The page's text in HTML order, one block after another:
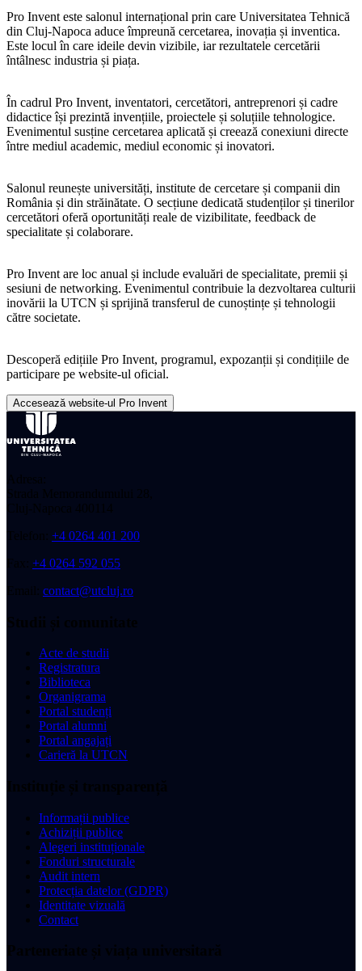
Pro Invent este salonul internațional prin care Universitatea Tehnică
din Cluj-Napoca aduce împreună cercetarea, inovația și inventica.
Este locul în care ideile devin vizibile, iar rezultatele cercetării
întâlnesc industria și piața.
În cadrul Pro Invent, inventatori, cercetători, antreprenori și cadre
didactice își prezintă invențiile, proiectele și soluțiile tehnologice.
Evenimentul susține cercetarea aplicată și creează conexiuni directe
între mediul academic, mediul economic și inovatori.
Salonul reunește universități, institute de cercetare și companii din
România și din străinătate. O secțiune dedicată studenților și tinerilor
cercetători oferă oportunități reale de vizibilitate, feedback de
specialitate și colaborare.
Pro Invent are loc anual și include evaluări de specialitate, premii și
sesiuni de networking. Evenimentul contribuie la dezvoltarea culturii
inovării la UTCN și sprijină transferul de cunoștințe și tehnologii
către societate.
Descoperă edițiile Pro Invent, programul, expozanții și condițiile de
participare pe website-ul oficial.
Accesează website-ul Pro Invent
+4 0264 401 200
+4 0264 592 055
contact@utcluj.ro
Acte de studii
Registratura
Biblioteca
Organigrama
Portal studenți
Portal alumni
Portal angajați
Carieră la UTCN
Informații publice
Achiziții publice
Alegeri instituționale
Fonduri structurale
Audit intern
Protecția datelor (GDPR)
Identitate vizuală
Contact